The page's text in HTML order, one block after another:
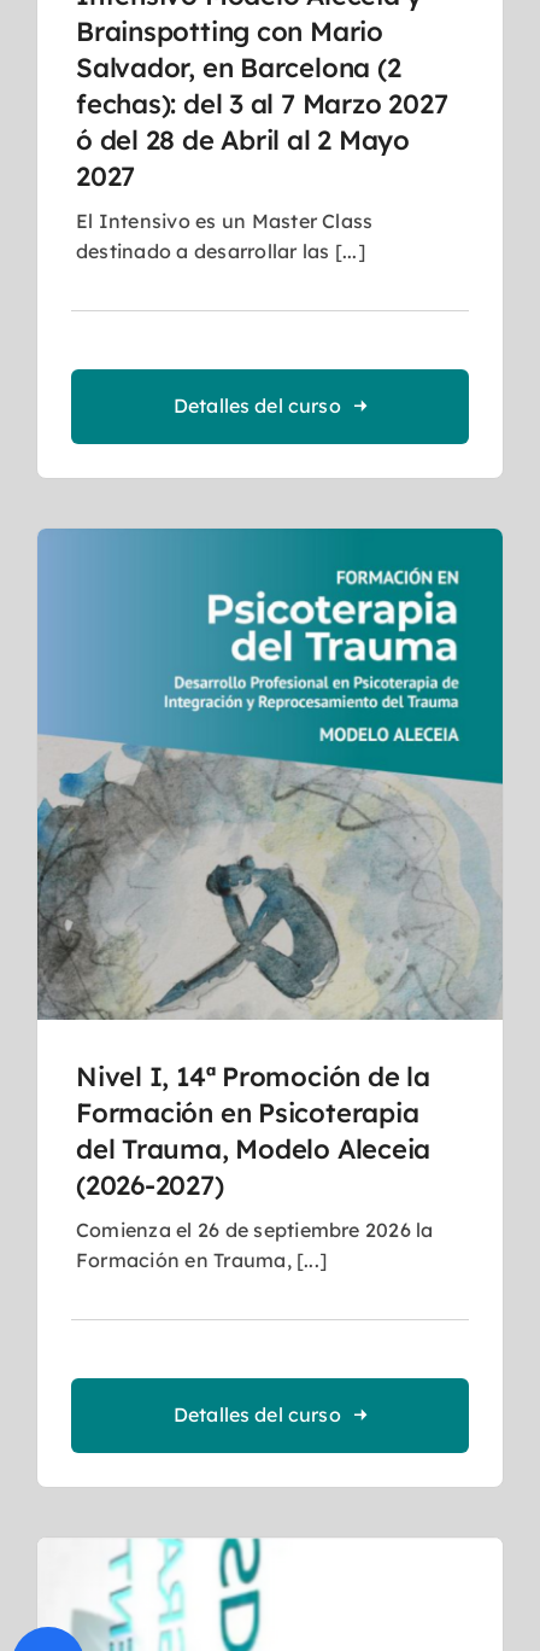
Brainspotting con Mario
Salvador, en Barcelona (2
fechas): del 3 al 7 Marzo 2027
ó del 28 de Abril al 2 Mayo
2027
El Intensivo es un Master Class
destinado a desarrollar las [...]
Detalles del curso
Nivel I, 14ª Promoción de la
Formación en Psicoterapia
del Trauma, Modelo Aleceia
(2026-2027)
Comienza el 26 de septiembre 2026 la
Formación en Trauma, [...]
Detalles del curso